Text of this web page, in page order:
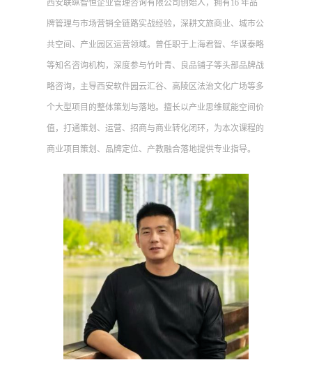
西安联纵智恒企业管理咨询有限公司创始人，拥有16 年品
牌管理与市场营销全链路实战经验，深耕文旅商业、城市公
共空间、产业园区运营领域。曾任职于上海君智、华谋泰略
等知名咨询机构，深度参与竹叶青、良品铺子等头部品牌战
略咨询，主导西安软件园云汇谷、高陵区法治文化广场等多
个大型项目的整体策划与落地。擅长以产业思维赋能空间价
值，打通策划、运营、招商与商业转化闭环，为本次课程的
商业项目策划、品牌定位、产教融合落地提供专业指导。